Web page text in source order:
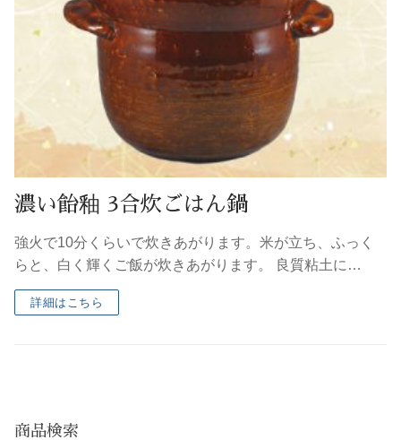
濃い飴釉 3合炊ごはん鍋
強火で10分くらいで炊きあがります。米が立ち、ふっく
らと、白く輝くご飯が炊きあがります。 良質粘土に…
詳細はこちら
商品検索